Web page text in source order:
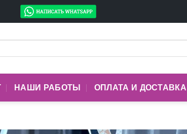
НАШИ РАБОТЫ ОПЛАТА И ДОСТАВКА